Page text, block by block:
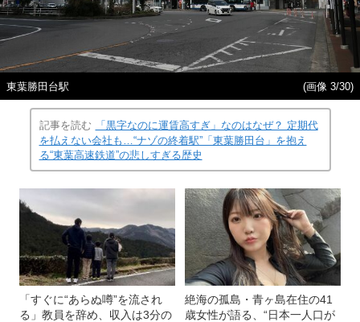
東葉勝田台駅 (画像 3/30)
記事を読む
「黒字なのに運賃高すぎ」なのはなぜ？ 定期代
を払えない会社も…“ナゾの終着駅”「東葉勝田台」を抱え
る“東葉高速鉄道”の悲しすぎる歴史
「すぐに“あらぬ噂”を流され
る」教員を辞め、収入は3分の
絶海の孤島・青ヶ島在住の41
歳女性が語る、“日本一人口が